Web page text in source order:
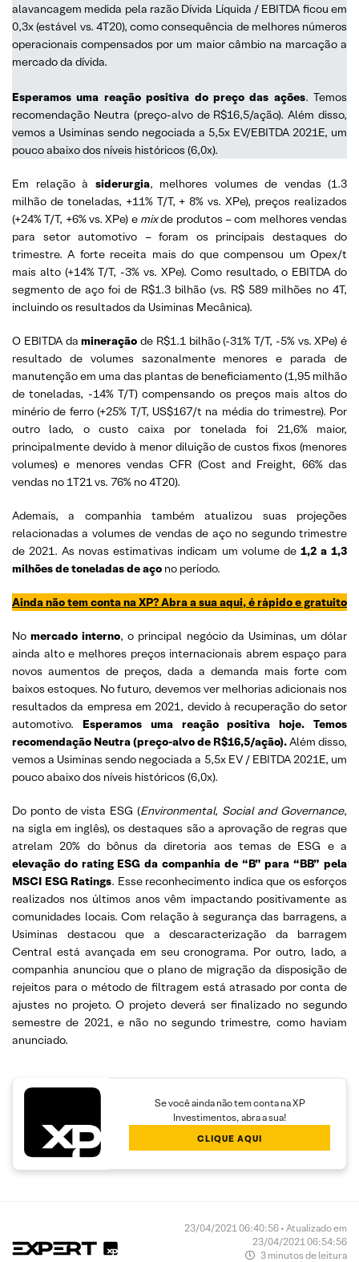
alavancagem medida pela razão Dívida Líquida / EBITDA ficou em
0,3x (estável vs. 4T20), como consequência de melhores números
operacionais compensados por um maior câmbio na marcação a
mercado da dívida.
Esperamos uma reação positiva do preço das ações. Temos
recomendação Neutra (preço-alvo de R$16,5/ação). Além disso,
vemos a Usiminas sendo negociada a 5,5x EV/EBITDA 2021E, um
pouco abaixo dos níveis históricos (6,0x).
Em relação à siderurgia, melhores volumes de vendas (1.3
milhão de toneladas, +11% T/T, + 8% vs. XPe), preços realizados
(+24% T/T, +6% vs. XPe) e mixde produtos – com melhores vendas
para setor automotivo – foram os principais destaques do
trimestre. A forte receita mais do que compensou um Opex/t
mais alto (+14% T/T, -3% vs. XPe). Como resultado, o EBITDA do
segmento de aço foi de R$1.3 bilhão (vs. R$ 589 milhões no 4T,
incluindo os resultados da Usiminas Mecânica).
O EBITDA damineração de R$1.1 bilhão (-31% T/T, -5% vs. XPe) é
resultado de volumes sazonalmente menores e parada de
manutenção em uma das plantas de beneficiamento (1,95 milhão
de toneladas, -14% T/T) compensando os preços mais altos do
minério de ferro (+25% T/T, US$167/t na média do trimestre). Por
outro lado, o custo caixa por tonelada foi 21,6% maior,
principalmente devido à menor diluição de custos fixos (menores
volumes) e menores vendas CFR (Cost and Freight, 66% das
vendas no 1T21 vs. 76% no 4T20).
Ademais, a companhia também atualizou suas projeções
relacionadas a volumes de vendas de aço no segundo trimestre
de 2021. As novas estimativas indicam um volume de 1,2 a 1,3
milhões de toneladas de aço no período.
Ainda não tem conta na XP? Abra a sua aqui, é rápido e gratuito
Nomercado interno, o principal negócio da Usiminas, um dólar
ainda alto e melhores preços internacionais abrem espaço para
novos aumentos de preços, dada a demanda mais forte com
baixos estoques. No futuro, devemos ver melhorias adicionais nos
resultados da empresa em 2021, devido à recuperação do setor
automotivo. Esperamos uma reação positiva hoje. Temos
recomendação Neutra (preço-alvo de R$16,5/ação).Além disso,
vemos a Usiminas sendo negociada a 5,5x EV / EBITDA 2021E, um
pouco abaixo dos níveis históricos (6,0x).
Do ponto de vista ESG (Environmental, Social and Governance,
na sigla em inglês), os destaques são a aprovação de regras que
atrelam 20% do bônus da diretoria aos temas de ESG e a
elevação do rating ESG da companhia de “B” para “BB” pela
MSCI ESG Ratings. Esse reconhecimento indica que os esforços
realizados nos últimos anos vêm impactando positivamente as
comunidades locais. Com relação à segurança das barragens, a
Usiminas destacou que a descaracterização da barragem
Central está avançada em seu cronograma. Por outro, lado, a
companhia anunciou que o plano de migração da disposição de
rejeitos para o método de filtragem está atrasado por conta de
ajustes no projeto. O projeto deverá ser finalizado no segundo
semestre de 2021, e não no segundo trimestre, como haviam
anunciado.
Se você ainda não tem conta na XP
Investimentos, abra a sua!
CLIQUE AQUI
23/04/2021 06:40:56 • Atualizado em
23/04/2021 06:54:56
3 minutos de leitura